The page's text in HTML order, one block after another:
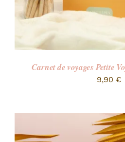
Carnet de voyages Petite
9,90 €